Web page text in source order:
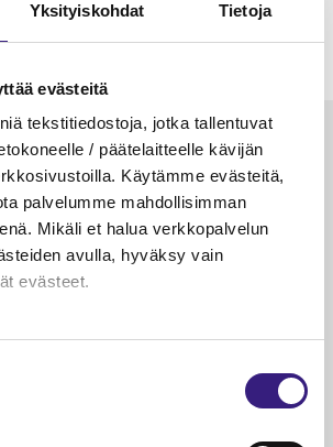
Yksityiskohdat Tietoja
evästeitä
tekstitiedostoja, jotka tallentuvat
/ päätelaitteelle kävijän
Käytämme evästeitä,
palvelumme mahdollisimman
Mikäli et halua verkkopalvelun
avulla, hyväksy vain
evästeet.
arvon­lisä­
– omien kulujen
edelleen­